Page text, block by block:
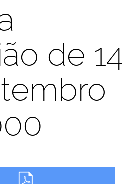
de 14